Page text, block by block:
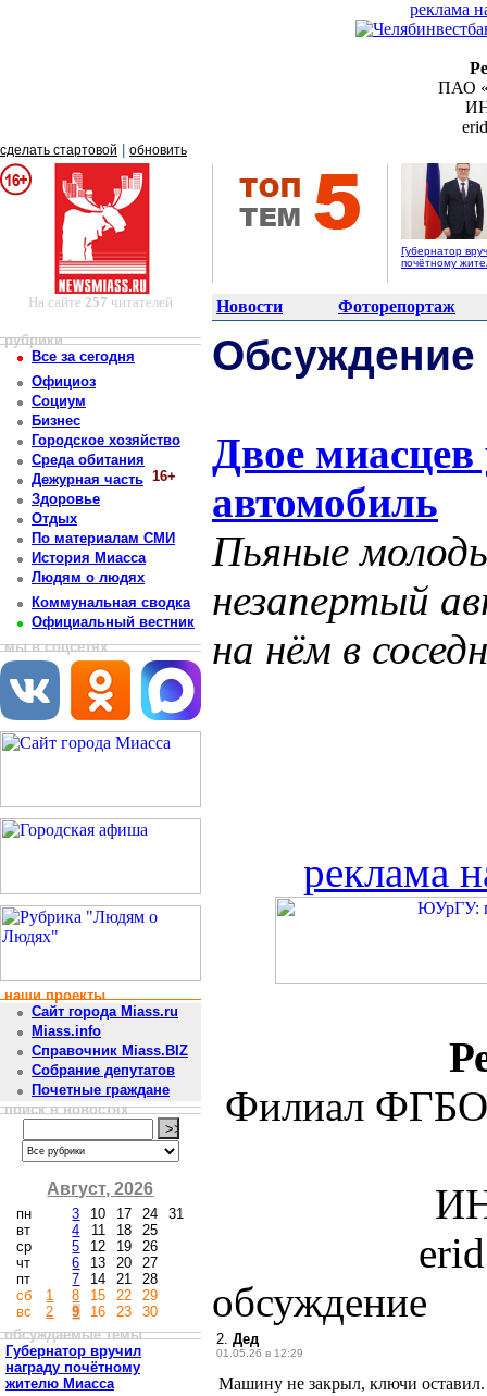
реклама
ПАО
сделать стартовой обновить
Губернатор
почётному
На сайте 257 читателей Новости Фоторепортаж
рубрики
Все за сегодня
Официоз
Социум
Бизнес
Городское хозяйство
Среда обитания
Дежурная часть 16+
Здоровье
Отдых
По материалам СМИ
История Миасса
Людям о людях
Коммунальная сводка
Официальный вестник
мы в соцсетях
наши проекты
Сайт города Miass.ru
Miass.info
Справочник Miass.BIZ
Собрание депутатов
Почетные граждане
поиск в новостях
Август, 2026
пн
вт
ср
чт
пт
сб
вс
1
2
3
4
5
6
7
8
9
10
11
12
13
14
15
16
17
18
19
20
21
22
23
24
25
26
27
28
29
30
31
обсуждаемые темы
Губернатор вручил
награду почётному
жителю Миасса
Двое миасцев
автомобиль
Пьяные
незапертый
на нём в
реклама
Филиал
обсуждение
2. Дед
01.05.26 в 12:29
Машину не закрыл, ключи оставил.